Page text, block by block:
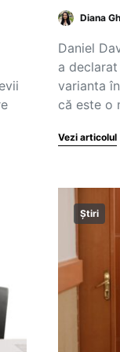
Diana
Daniel
a
varianta
că este o
Vezi articolul
Știri